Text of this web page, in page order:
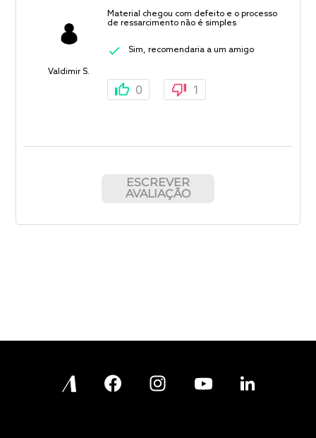
Valdimir S.
Material chegou com defeito e o processo
de ressarcimento não é simples
Sim, recomendaria a um amigo
0 1
ESCREVER
AVALIAÇÃO